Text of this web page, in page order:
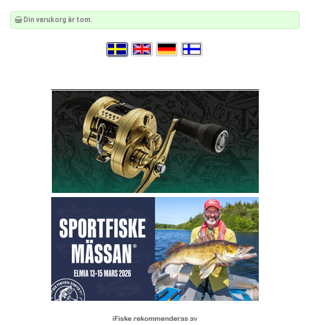
Din varukorg är tom.